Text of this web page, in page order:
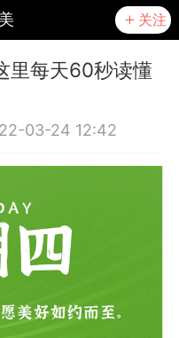
关注
无创溶斑术
里每天60秒读懂
03-24 12:42